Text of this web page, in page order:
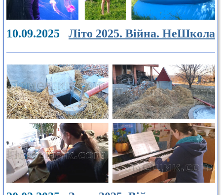
10.09.2025 Літо 2025. Війна. НеШкола